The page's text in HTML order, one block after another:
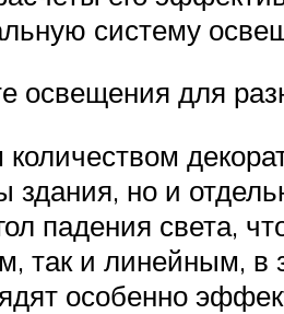
систему
освещения для
здания, но и
падения света,
так и линейным,
особенно